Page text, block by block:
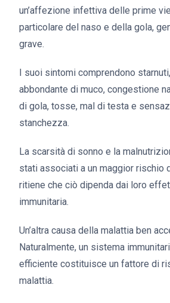
un’affezione infettiva delle prime
particolare del naso e della gola,
grave.
I suoi sintomi comprendono
abbondante di muco, congestione
di gola, tosse, mal di testa e
stanchezza.
La scarsità di sonno e la
stati associati a un maggior rischio
ritiene che ciò dipenda dai loro
immunitaria.
Un’altra causa della malattia ben
Naturalmente, un sistema
efficiente costituisce un fattore di
malattia.